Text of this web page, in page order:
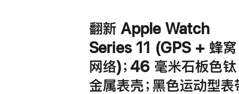
翻新 Apple Watch
Series 11 (GPS + 蜂窝
网络)；46 毫米石板色钛
金属表壳；黑色运动型表